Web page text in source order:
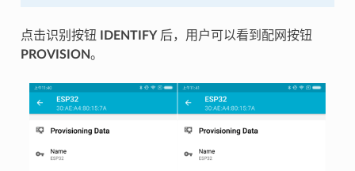
点击识别按钮 IDENTIFY后，用户可以看到配网按钮
PROVISION。